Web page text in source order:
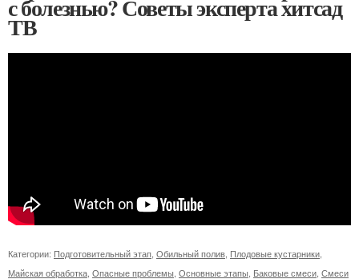
с болезнью? Советы эксперта хитсад
ТВ
Категории: Подготовительный этап Обильный полив Плодовые кустарники
Майская обработка Опасные проблемы Основные этапы Баковые смеси Смеси